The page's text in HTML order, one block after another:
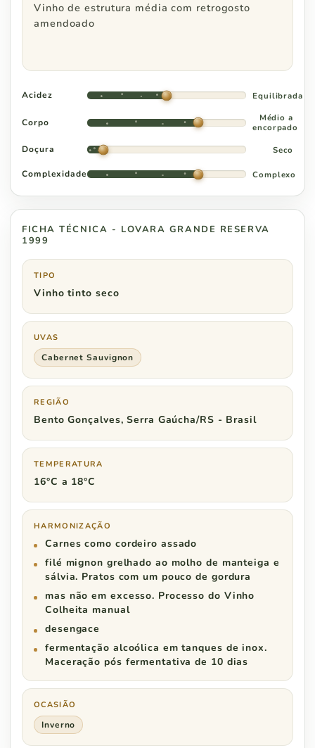
Vinho de estrutura média com retrogosto
amendoado
Acidez Equilibrada
Corpo
Médio a
encorpado
Doçura
Seco
Complexidade Complexo
FICHA TÉCNICA - LOVARA GRANDE RESERVA
1999
TIPO
Vinho tinto seco
UVAS
Cabernet Sauvignon
REGIÃO
Bento Gonçalves, Serra Gaúcha/RS - Brasil
TEMPERATURA
16°C a 18°C
HARMONIZAÇÃO
Carnes como cordeiro assado
filé mignon grelhado ao molho de manteiga e
sálvia. Pratos com um pouco de gordura
mas não em excesso. Processo do Vinho
Colheita manual
desengace
fermentação alcoólica em tanques de inox.
Maceração pós fermentativa de 10 dias
OCASIÃO
Inverno